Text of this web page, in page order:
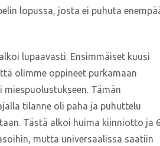
lopussa, josta ei puhuta
lupaavasti. Ensimmäiset kuusi
olimme oppineet purkamaan
miespuolustukseen. Tämän
tilanne oli paha ja puhuttelu
Tästä alkoi huima kiinniotto ja
mutta universaalissa saatiin